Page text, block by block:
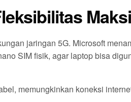
jaringan 5G. Microsoft
SIM fisik, agar laptop bisa
memungkinkan koneksi